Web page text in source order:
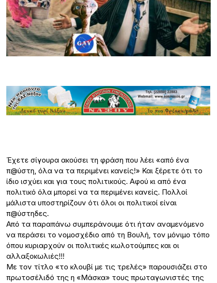
Έχετε σίγουρα ακούσει τη φράση που λέει «από ένα
π@ύστη, όλα να τα περιμένει κανείς!» Και ξέρετε ότι το
ίδιο ισχύει και για τους πολιτικούς. Αφού κι από ένα
πολιτικό όλα μπορεί να τα περιμένει κανείς. Πολλοί
μάλιστα υποστηρίζουν ότι όλοι οι πολιτικοί είναι
π@ύστηδες.
Από τα παραπάνω συμπεράνουμε ότι ήταν αναμενόμενο
να περάσει το νομοσχέδιο από τη Βουλή, τον μόνιμο τόπο
όπου κυριαρχούν οι πολιτικές κωλοτούμπες και οι
αλλαξοκωλιές!!!
Με τον τίτλο «το κλουβί με τις τρελές» παρουσιάζει στο
πρωτοσέλιδό της η «Μάσκα» τους πρωταγωνιστές της